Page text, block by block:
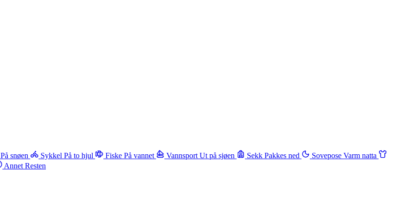
På snøen Sykkel På to hjul Fiske På vannet Vannsport Ut på sjøen Sekk Pakkes ned Sovepose Varm natta
Annet Resten